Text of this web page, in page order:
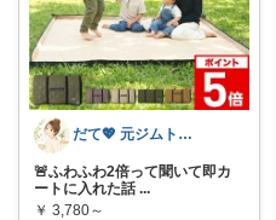
だて💖 元ジムトレーナーママ子育て美容
🚨ふわふわ2倍って聞いて即カ
ートに入れた話 ...
￥ 3,780～